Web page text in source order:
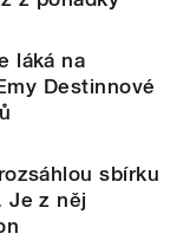
láká na
Destinnové
sbírku
Je z něj